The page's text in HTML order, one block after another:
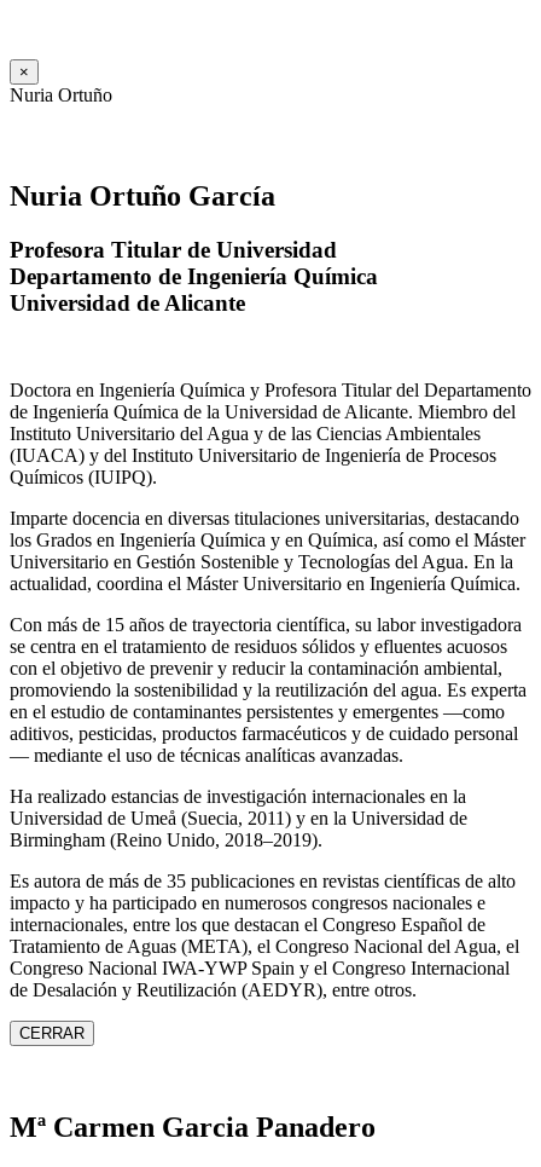
×
Nuria Ortuño
Nuria Ortuño García
Profesora Titular de Universidad
Departamento de Ingeniería Química
Universidad de Alicante
Doctora en Ingeniería Química y Profesora Titular del Departamento
de Ingeniería Química de la Universidad de Alicante. Miembro del
Instituto Universitario del Agua y de las Ciencias Ambientales
(IUACA) y del Instituto Universitario de Ingeniería de Procesos
Químicos (IUIPQ).
Imparte docencia en diversas titulaciones universitarias, destacando
los Grados en Ingeniería Química y en Química, así como el Máster
Universitario en Gestión Sostenible y Tecnologías del Agua. En la
actualidad, coordina el Máster Universitario en Ingeniería Química.
Con más de 15 años de trayectoria científica, su labor investigadora
se centra en el tratamiento de residuos sólidos y efluentes acuosos
con el objetivo de prevenir y reducir la contaminación ambiental,
promoviendo la sostenibilidad y la reutilización del agua. Es experta
en el estudio de contaminantes persistentes y emergentes —como
aditivos, pesticidas, productos farmacéuticos y de cuidado personal
— mediante el uso de técnicas analíticas avanzadas.
Ha realizado estancias de investigación internacionales en la
Universidad de Umeå (Suecia, 2011) y en la Universidad de
Birmingham (Reino Unido, 2018–2019).
Es autora de más de 35 publicaciones en revistas científicas de alto
impacto y ha participado en numerosos congresos nacionales e
internacionales, entre los que destacan el Congreso Español de
Tratamiento de Aguas (META), el Congreso Nacional del Agua, el
Congreso Nacional IWA‑YWP Spain y el Congreso Internacional
de Desalación y Reutilización (AEDYR), entre otros.
CERRAR
Mª Carmen Garcia Panadero